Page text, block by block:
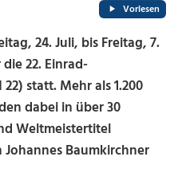
Vorlesen
24. Juli, bis Freitag, 7.
22. Einrad-
statt. Mehr als 1.200
dabei in über 30
Weltmeistertitel
Baumkirchner